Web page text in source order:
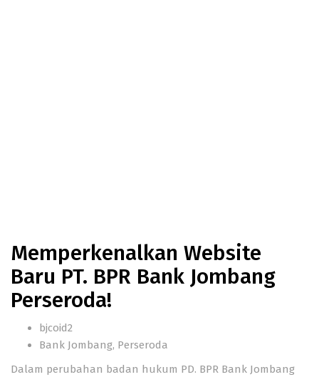
Memperkenalkan Website
Baru PT. BPR Bank Jombang
Perseroda!
bjcoid2
Bank Jombang, Perseroda
Dalam perubahan badan hukum PD. BPR Bank Jombang